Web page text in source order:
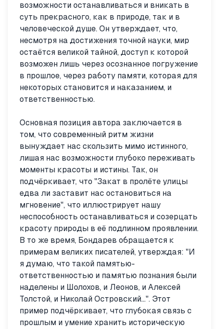
возможности останавливаться и вникать в
суть прекрасного, как в природе, так и в
человеческой душе. Он утверждает, что,
несмотря на достижения точной науки, мир
остаётся великой тайной, доступ к которой
возможен лишь через осознанное погружение
в прошлое, через работу памяти, которая для
некоторых становится и наказанием, и
ответственностью.
Основная позиция автора заключается в
том, что современный ритм жизни
вынуждает нас скользить мимо истинного,
лишая нас возможности глубоко переживать
моменты красоты и истины. Так, он
подчёркивает, что "Закат в пролёте улицы
едва ли заставит нас остановиться на
мгновение", что иллюстрирует нашу
неспособность останавливаться и созерцать
красоту природы в её подлинном проявлении.
В то же время, Бондарев обращается к
примерам великих писателей, утверждая: "И
я думаю, что такой памятью-
ответственностью и памятью познания были
наделены и Шолохов, и Леонов, и Алексей
Толстой, и Николай Островский...". Этот
пример подчёркивает, что глубокая связь с
прошлым и умение хранить историческую